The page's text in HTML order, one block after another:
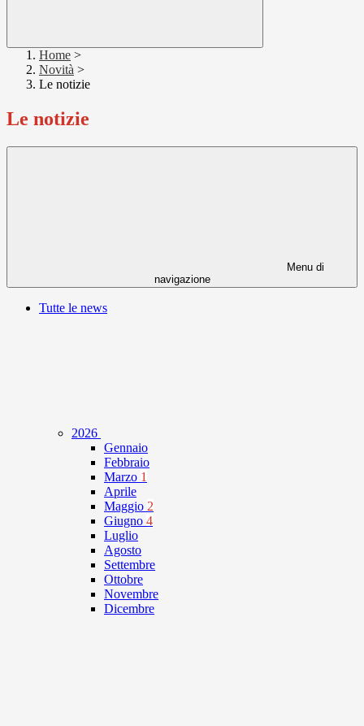
Home >
Novità >
Le notizie
Le notizie
Menu di
navigazione
Tutte le news
2026
Gennaio
Febbraio
Marzo 1
Aprile
Maggio 2
Giugno 4
Luglio
Agosto
Settembre
Ottobre
Novembre
Dicembre